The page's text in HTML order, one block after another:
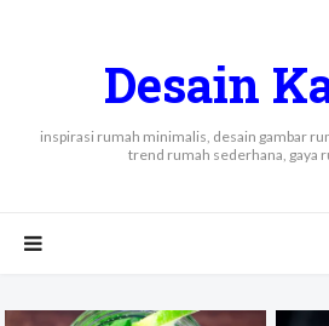
Desain
inspirasi rumah minimalis, desain gambar
trend rumah sederhana, gaya